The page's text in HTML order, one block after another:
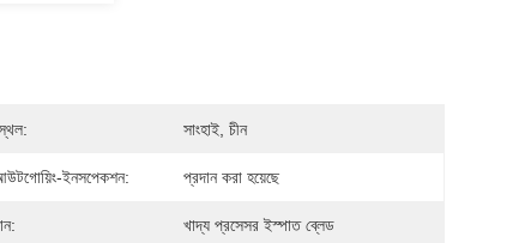
সাংহাই, চীন
ইনসপেকশন: প্রদান করা হয়েছে
খাদ্য প্রসেসর ইস্পাত ব্লেড